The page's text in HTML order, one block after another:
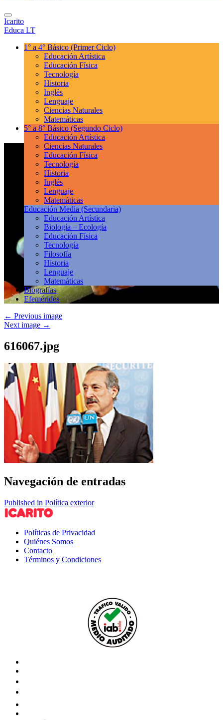
Icarito
Educa LT
1° a 4° Básico (Primer Ciclo)
Educación Artística
Educación Física
Tecnología
Historia
Inglés
Lenguaje
Ciencias Naturales
Matemáticas
5° a 8° Básico (Segundo Ciclo)
Educación Artística
Ciencias Naturales
Educación Física
Tecnología
Historia
Inglés
Lenguaje
Matemáticas
Educación Media (Secundaria)
Educación Artística
Biología – Ecología
Educación Física
Tecnología
Filosofía
Historia
Lenguaje
Matemáticas
Biografías
Efemérides
← Previous image
Next image →
616067.jpg
Navegación de entradas
Published in Política exterior
Políticas de Privacidad
Quiénes Somos
Contacto
Términos y Condiciones